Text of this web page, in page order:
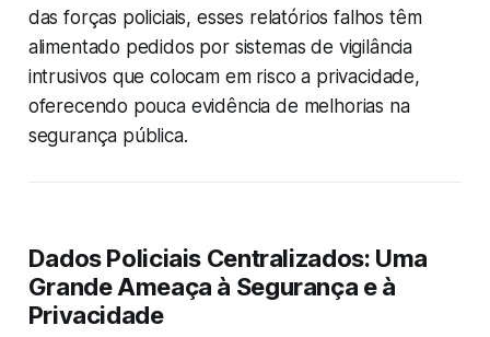
das forças policiais, esses relatórios falhos têm
alimentado pedidos por sistemas de vigilância
intrusivos que colocam em risco a privacidade,
oferecendo pouca evidência de melhorias na
segurança pública.
Dados Policiais Centralizados: Uma
Grande Ameaça à Segurança e à
Privacidade